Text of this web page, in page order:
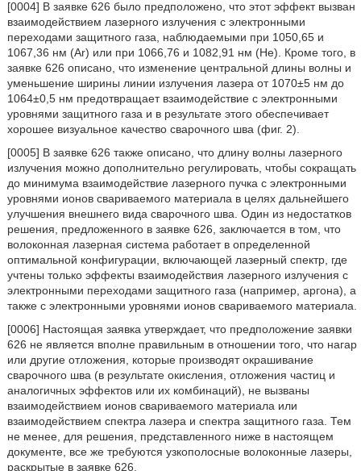
[0004] В заявке 626 было предположено, что этот эффект вызван
взаимодействием лазерного излучения с электронными
переходами защитного газа, наблюдаемыми при 1050,65 и
1067,36 нм (Ar) или при 1066,76 и 1082,91 нм (Не). Кроме того, в
заявке 626 описано, что изменение центральной длины волны и
уменьшение ширины линии излучения лазера от 1070±5 нм до
1064±0,5 нм предотвращает взаимодействие с электронными
уровнями защитного газа и в результате этого обеспечивает
хорошее визуальное качество сварочного шва (фиг. 2).
[0005] В заявке 626 также описано, что длину волны лазерного
излучения можно дополнительно регулировать, чтобы сокращать
до минимума взаимодействие лазерного пучка с электронными
уровнями ионов свариваемого материала в целях дальнейшего
улучшения внешнего вида сварочного шва. Один из недостатков
решения, предложенного в заявке 626, заключается в том, что
волоконная лазерная система работает в определенной
оптимальной конфигурации, включающей лазерный спектр, где
учтены только эффекты взаимодействия лазерного излучения с
электронными переходами защитного газа (например, аргона), а
также с электронными уровнями ионов свариваемого материала.
[0006] Настоящая заявка утверждает, что предположение заявки
626 не является вполне правильным в отношении того, что нагар
или другие отложения, которые производят окрашивание
сварочного шва (в результате окисления, отложения частиц и
аналогичных эффектов или их комбинаций), не вызваны
взаимодействием ионов свариваемого материала или
взаимодействием спектра лазера и спектра защитного газа. Тем
не менее, для решения, представленного ниже в настоящем
документе, все же требуются узкополосные волоконные лазеры,
раскрытые в заявке 626.